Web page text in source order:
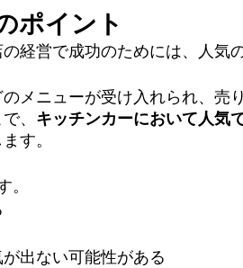
ポイント
経営で成功のためには、人気
メニューが受け入れられ、売
、 キッチンカーにおいて人気
す。
。
出ない可能性がある